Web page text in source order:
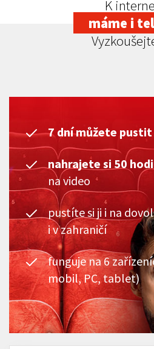
K
máme i
7 dní můžete
nahrajete si 50
na video
pustíte si ji i na
i v zahraničí
funguje na 6
mobil, PC, tablet)